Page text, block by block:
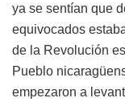
ya se sentían que
equivocados
de la Revolución
Pueblo
empezaron a